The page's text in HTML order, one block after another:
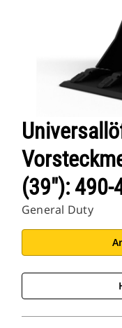
(39"): 490-
General Duty